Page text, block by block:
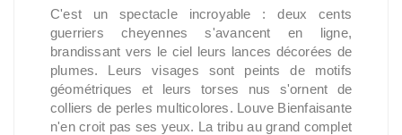
C'est un spectacle incroyable : deux cents
guerriers cheyennes s'avancent en ligne,
brandissant vers le ciel leurs lances décorées de
plumes. Leurs visages sont peints de motifs
géométriques et leurs torses nus s'ornent de
colliers de perles multicolores. Louve Bienfaisante
n'en croit pas ses yeux. La tribu au grand complet